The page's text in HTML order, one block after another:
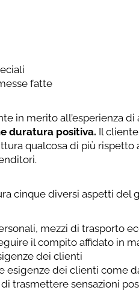
fatte
in merito all’esperienza
duratura positiva. Il
qualcosa di più rispetto
cinque diversi aspetti del
mezzi di trasporto
il compito affidato in
dei clienti
esigenze dei clienti come
trasmettere sensazioni